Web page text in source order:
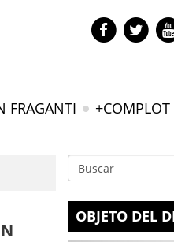
FRAGANTI +COMPLOT
OBJETO DEL